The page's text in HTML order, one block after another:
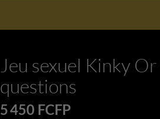
Jeu sexuel Kinky
questions
5 450 FCFP